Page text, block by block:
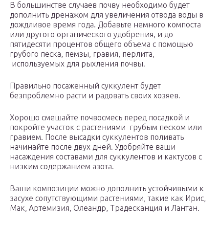
В большинстве случаев почву необходимо будет
дополнить дренажом для увеличения отвода воды в
дождливое время года. Добавьте немного компоста
или другого органического удобрения, и до
пятидесяти процентов общего объема с помощью
грубого песка, пемзы, гравия, перлита,
используемых для рыхления почвы.
Правильно посаженный суккулент будет
безпроблемно расти и радовать своих хозяев.
Хорошо смешайте почвосмесь перед посадкой и
покройте участок с растениями грубым песком или
гравием. После высадки суккулентов поливать
начинайте после двух дней. Удобряйте ваши
насаждения составами для суккулентов и кактусов с
низким содержанием азота.
Ваши композиции можно дополнить устойчивыми к
засухе сопутствующими растениями, такие как Ирис,
Мак, Артемизия, Олеандр, Традесканция и Лантан.